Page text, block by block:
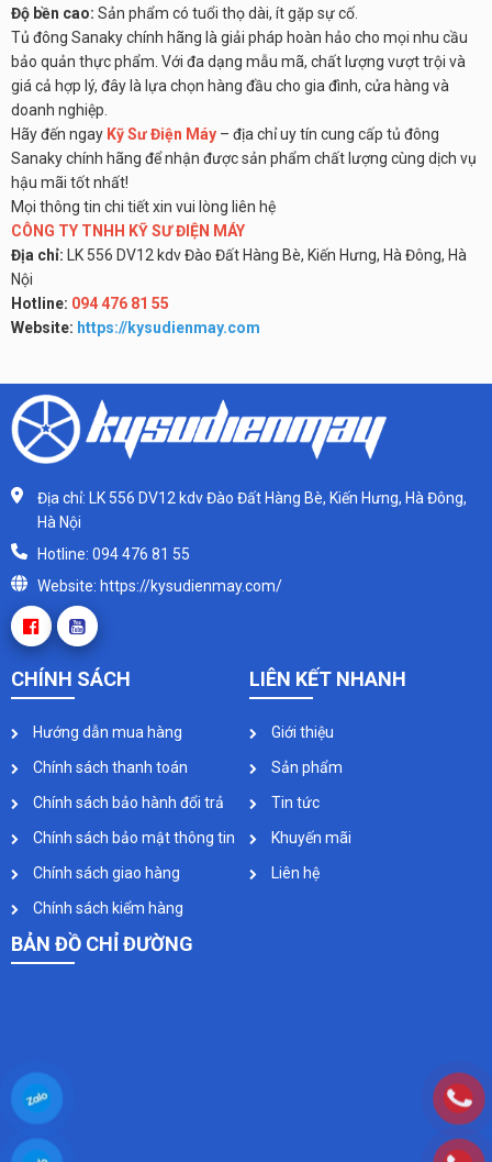
Độ bền cao: Sản phẩm có tuổi thọ dài, ít gặp sự cố.
Tủ đông Sanaky chính hãng là giải pháp hoàn hảo cho mọi nhu cầu
bảo quản thực phẩm. Với đa dạng mẫu mã, chất lượng vượt trội và
giá cả hợp lý, đây là lựa chọn hàng đầu cho gia đình, cửa hàng và
doanh nghiệp.
Hãy đến ngay Kỹ Sư Điện Máy – địa chỉ uy tín cung cấp tủ đông
Sanaky chính hãng để nhận được sản phẩm chất lượng cùng dịch vụ
hậu mãi tốt nhất!
Mọi thông tin chi tiết xin vui lòng liên hệ
CÔNG TY TNHH KỸ SƯ ĐIỆN MÁY
Địa chỉ: LK 556 DV12 kdv Đào Đất Hàng Bè, Kiến Hưng, Hà Đông, Hà
Nội
Hotline: 094 476 81 55
Website: https://kysudienmay.com
Địa chỉ: LK 556 DV12 kdv Đào Đất Hàng Bè, Kiến Hưng, Hà Đông,
Hà Nội
Hotline: 094 476 81 55
Website: https://kysudienmay.com/
CHÍNH SÁCH
Hướng dẫn mua hàng
Chính sách thanh toán
Chính sách bảo hành đổi trả
Chính sách bảo mật thông tin
Chính sách giao hàng
Chính sách kiểm hàng
LIÊN KẾT NHANH
Giới thiệu
Sản phẩm
Tin tức
Khuyến mãi
Liên hệ
BẢN ĐỒ CHỈ ĐƯỜNG